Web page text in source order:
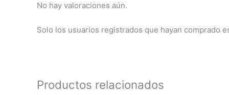
No hay valoraciones aún.
Solo los usuarios registrados que hayan comprado
Productos relacionados